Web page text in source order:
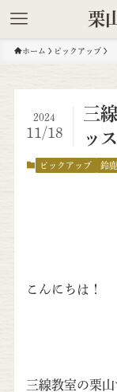
栗
ホーム ピックアップ
三
ッ
2024
11/18
ピックアップ 鈴
こんにちは！
三線教室の栗